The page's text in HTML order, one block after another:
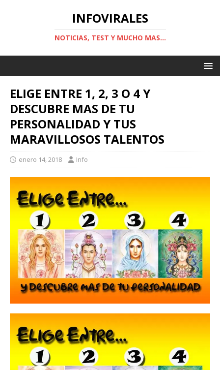
INFOVIRALES
NOTICIAS, TEST Y MUCHO MAS...
ELIGE ENTRE 1, 2, 3 O 4 Y
DESCUBRE MAS DE TU
PERSONALIDAD Y TUS
MARAVILLOSOS TALENTOS
enero 14, 2018 Info